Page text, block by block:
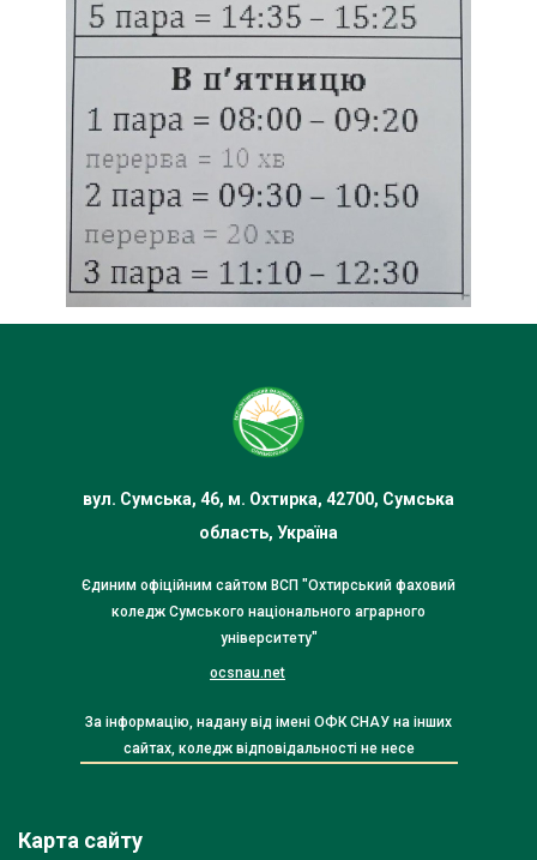
вул. Сумська, 46, м. Охтирка, 42700, Сумська
область, Україна
Єдиним офіційним сайтом ВСП "Охтирський фаховий
коледж Сумського національного аграрного
університету"
ocsnau.net
За інформацію, надану від імені ОФК СНАУ на інших
сайтах, коледж відповідальності не несе
Карта сайту